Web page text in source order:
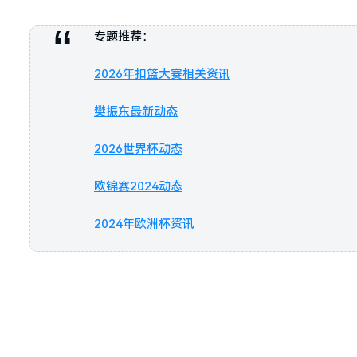
专题推荐：
2026年扣篮大赛相关资讯
樊振东最新动态
2026世界杯动态
欧锦赛2024动态
2024年欧洲杯资讯